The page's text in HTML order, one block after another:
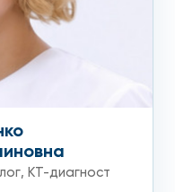
, КТ-диагност